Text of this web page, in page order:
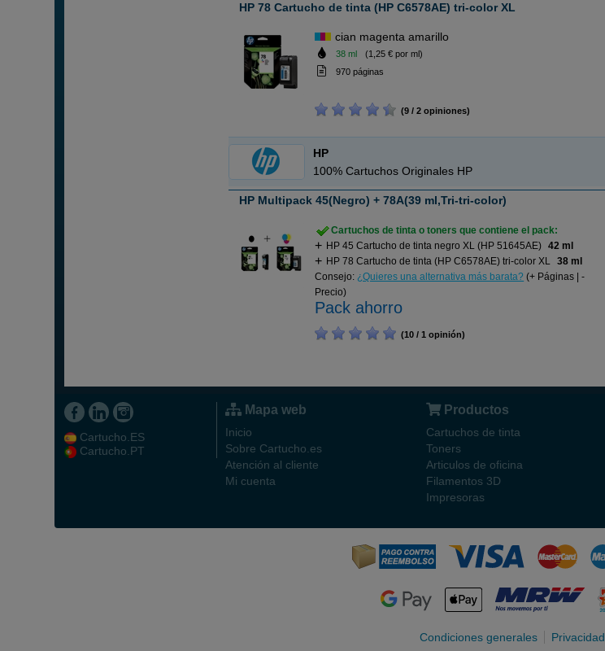
HP 78 Cartucho de tinta (HP C6578AE) tri-color XL
cian magenta amarillo
38 ml
(1,25 € por ml)
970 páginas
(9 / 2 opiniones)
HP
100% Cartuchos Originales HP
HP Multipack 45(Negro) + 78A(39 ml,Tri-tri-color)
Cartuchos de tinta o toners que contiene el pack:
HP 45 Cartucho de tinta negro XL (HP 51645AE) 42 ml
HP 78 Cartucho de tinta (HP C6578AE) tri-color XL 38 ml
Consejo:¿Quieres una alternativa más barata? (+ Páginas | -
Precio)
Pack ahorro
(10 / 1 opinión)
Cartucho.ES
Cartucho.PT
Mapa web
Inicio
Sobre Cartucho.es
Atención al cliente
Mi cuenta
Productos
Cartuchos de tinta
Toners
Articulos de oficina
Filamentos 3D
Impresoras
Condiciones generales Privacidad